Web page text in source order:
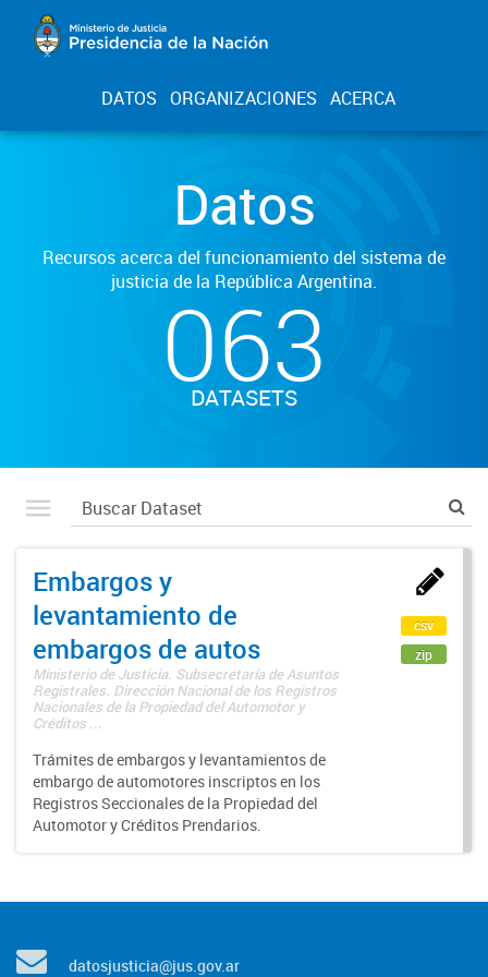
DATOS ORGANIZACIONES ACERCA
Datos
Recursos acerca del funcionamiento del sistema de
justicia de la República Argentina.
063
DATASETS
Embargos y
levantamiento de
embargos de autos
Ministerio de Justicia. Subsecretaría de Asuntos
Registrales. Dirección Nacional de los Registros
Nacionales de la Propiedad del Automotor y
Créditos ...
Trámites de embargos y levantamientos de
embargo de automotores inscriptos en los
Registros Seccionales de la Propiedad del
Automotor y Créditos Prendarios.
csv
zip
datosjusticia@jus.gov.ar